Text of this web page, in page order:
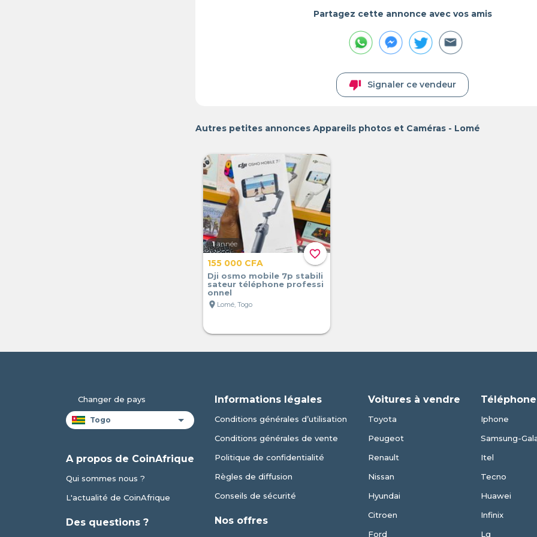
Partagez cette annonce avec vos amis
thumb_down Signaler ce vendeur
Autres petites annonces Appareils photos et Caméras - Lomé
favorite_border
1 année
155 000 CFA
Dji osmo mobile 7p stabili
sateur téléphone professi
onnel
location_on Lomé, Togo
Changer de pays
A propos de CoinAfrique
Qui sommes nous ?
L'actualité de CoinAfrique
Des questions ?
Informations légales
Conditions générales d’utilisation
Conditions générales de vente
Politique de confidentialité
Règles de diffusion
Conseils de sécurité
Nos offres
Voitures à vendre
Toyota
Peugeot
Renault
Nissan
Hyundai
Citroen
Ford
Iphone
Samsung-
Itel
Tecno
Huawei
Infinix
Lg